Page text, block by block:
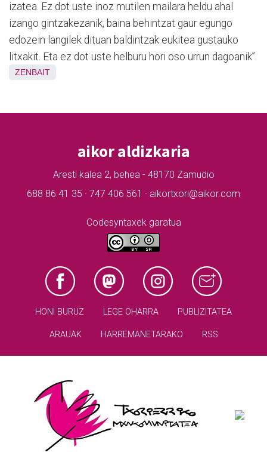
izatea. Ez dot uste inoz mutilen mailara heldu ahal
izango gintzakezanik, baina behintzat gaur egungo
edozein langilek dituan baldintzak eukitea gustauko
litxakit. Eta ez dot uste helburu hori oso urrun dagoanik”.
ZENBAIT
aikor aldizkaria
Aresti kalea 2, behea - 48170 Zamudio
688 86 41 35 · 747 406 561 · aikortxori@aikor.com
Codesyntaxek garatua
HONI BURUZ LEGE OHARRA PUBLIZITATEA
ARAUAK HARREMANETARAKO RSS